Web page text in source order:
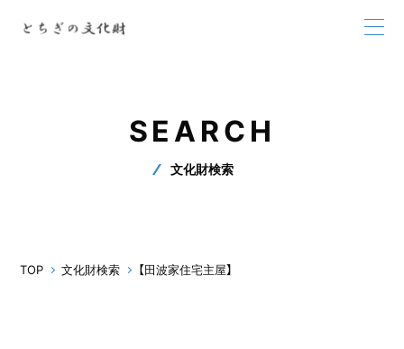
SEARCH
文化財検索
TOP 文化財検索 【田波家住宅主屋】